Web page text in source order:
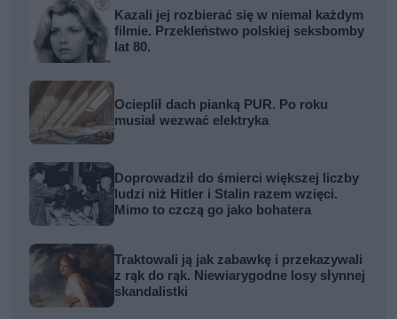
Kazali jej rozbierać się w niemal każdym
filmie. Przekleństwo polskiej seksbomby
lat 80.
Ocieplił dach pianką PUR. Po roku
musiał wezwać elektryka
Doprowadził do śmierci większej liczby
ludzi niż Hitler i Stalin razem wzięci.
Mimo to czczą go jako bohatera
Traktowali ją jak zabawkę i przekazywali
z rąk do rąk. Niewiarygodne losy słynnej
skandalistki